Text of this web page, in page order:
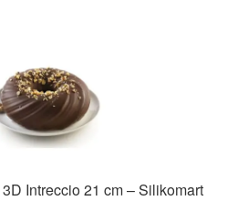
Intreccio 21 cm – Silikomart